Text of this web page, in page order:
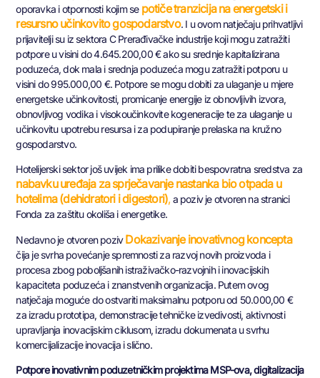
oporavka i otpornosti kojim se potiče tranzicija na energetski i
resursno učinkovito gospodarstvo. I u ovom natječaju prihvatljivi
prijavitelji su iz sektora C Prerađivačke industrije koji mogu zatražiti
potpore u visini do 4.645.200,00 € ako su srednje kapitalizirana
poduzeća, dok mala i srednja poduzeća mogu zatražiti potporu u
visini do 995.000,00 €. Potpore se mogu dobiti za ulaganje u mjere
energetske učinkovitosti, promicanje energije iz obnovljivih izvora,
obnovljivog vodika i visokoučinkovite kogeneracije te za ulaganje u
učinkovitu upotrebu resursa i za podupiranje prelaska na kružno
gospodarstvo.
Hotelijerski sektor još uvijek ima prilike dobiti bespovratna sredstva za
nabavku uređaja za sprječavanje nastanka bio otpada u
hotelima (dehidratori i digestori), a poziv je otvoren na stranici
Fonda za zaštitu okoliša i energetike.
Nedavno je otvoren pozivDokazivanje inovativnog koncepta
čija je svrha povećanje spremnosti za razvoj novih proizvoda i
procesa zbog poboljšanih istraživačko-razvojnih i inovacijskih
kapaciteta poduzeća i znanstvenih organizacija. Putem ovog
natječaja moguće do ostvariti maksimalnu potporu od 50.000,00 €
za izradu prototipa, demonstracije tehničke izvedivosti, aktivnosti
upravljanja inovacijskim ciklusom, izradu dokumenata u svrhu
komercijalizacije inovacija i slično.
Potpore inovativnim poduzetničkim projektima MSP-ova, digitalizacija